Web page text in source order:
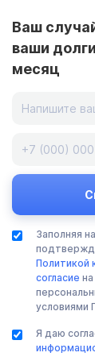
Ваш
ваши
месяц
Заполняя
Политикой
согласие
условиями
Я даю